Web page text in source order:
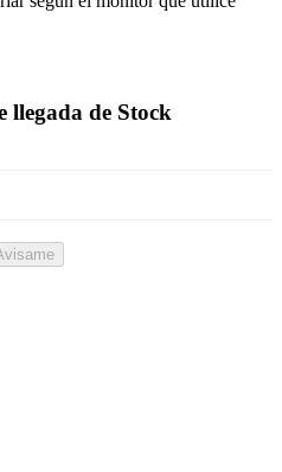
llegada de Stock